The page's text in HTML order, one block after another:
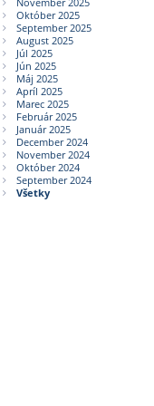
November 2025
Október 2025
September 2025
August 2025
Júl 2025
Jún 2025
Máj 2025
Apríl 2025
Marec 2025
Február 2025
Január 2025
December 2024
November 2024
Október 2024
September 2024
Všetky